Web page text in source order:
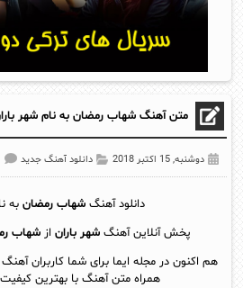
متن آهنگ شهاب رمضان به نام شهر
دوشنبه, 15 اکتبر 2018 دانلود آهنگ جدید
دانلود آهنگشهاب رمضان به
پخش آنلاين آهنگ شهر باران از شهاب
هم اکنون در مجله ایما برای شما کاربران
همراه متن آهنگ با بهترین